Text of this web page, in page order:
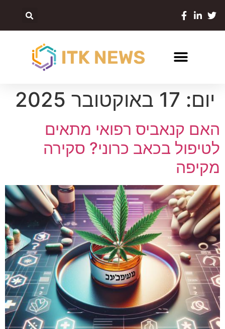
יום: 17 באוקטובר 2025
האם קנאביס רפואי מתאים
לטיפול בכאב כרוני? סקירה
מקיפה